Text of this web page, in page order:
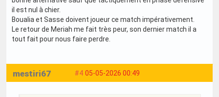
il est nul à chier.
Boualia et Sasse doivent joueur ce match impérativement.
Le retour de Meriah me fait très peur, son dernier match il a
tout fait pour nous faire perdre.
#4 05-05-2026 00:49
mestiri67